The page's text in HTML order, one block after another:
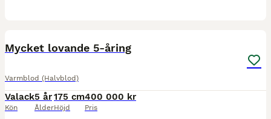
Mycket lovande 5-åring
Varmblod (Halvblod)
Valack
Kön
5 år
Ålder
175 cm
Höjd
400 000 kr
Pris